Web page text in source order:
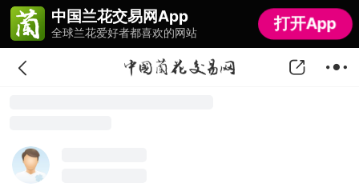
中国兰花交易网App
全球兰花爱好者都喜欢的网站 打开App
中国兰花交易网App
全球兰花爱好者都喜欢的网站 打开App